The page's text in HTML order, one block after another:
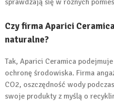
sprawdzają się w różnych
Czy firma Aparici
naturalne?
Tak, Aparici Ceramica
ochronę środowiska. Firma
CO2, oszczędność wody
swoje produkty z myślą o